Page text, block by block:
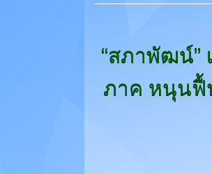
“สภาพัฒน์”
ภาค หนุนฟื้